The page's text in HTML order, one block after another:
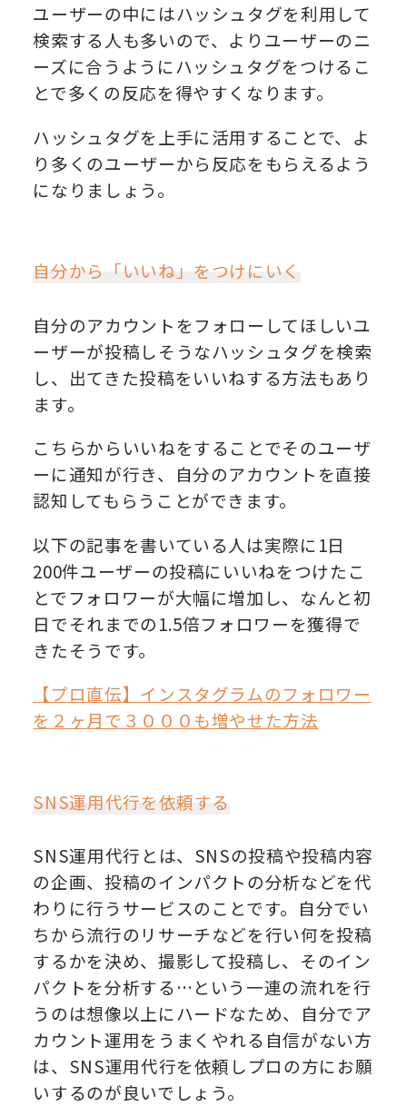
ユーザーの中にはハッシュタグを利用して
検索する人も多いので、よりユーザーのニ
ーズに合うようにハッシュタグをつけるこ
とで多くの反応を得やすくなります。
ハッシュタグを上手に活用することで、よ
り多くのユーザーから反応をもらえるよう
になりましょう。
自分から「いいね」をつけにいく
自分のアカウントをフォローしてほしいユ
ーザーが投稿しそうなハッシュタグを検索
し、出てきた投稿をいいねする方法もあり
ます。
こちらからいいねをすることでそのユーザ
ーに通知が行き、自分のアカウントを直接
認知してもらうことができます。
以下の記事を書いている人は実際に1日
200件ユーザーの投稿にいいねをつけたこ
とでフォロワーが大幅に増加し、なんと初
日でそれまでの1.5倍フォロワーを獲得で
きたそうです。
【プロ直伝】インスタグラムのフォロワー
を２ヶ月で３０００も増やせた方法
SNS運用代行を依頼する
SNS運用代行とは、SNSの投稿や投稿内容
の企画、投稿のインパクトの分析などを代
わりに行うサービスのことです。自分でい
ちから流行のリサーチなどを行い何を投稿
するかを決め、撮影して投稿し、そのイン
パクトを分析する…という一連の流れを行
うのは想像以上にハードなため、自分でア
カウント運用をうまくやれる自信がない方
は、SNS運用代行を依頼しプロの方にお願
いするのが良いでしょう。